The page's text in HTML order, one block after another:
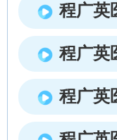
程广英
程广英
程广英